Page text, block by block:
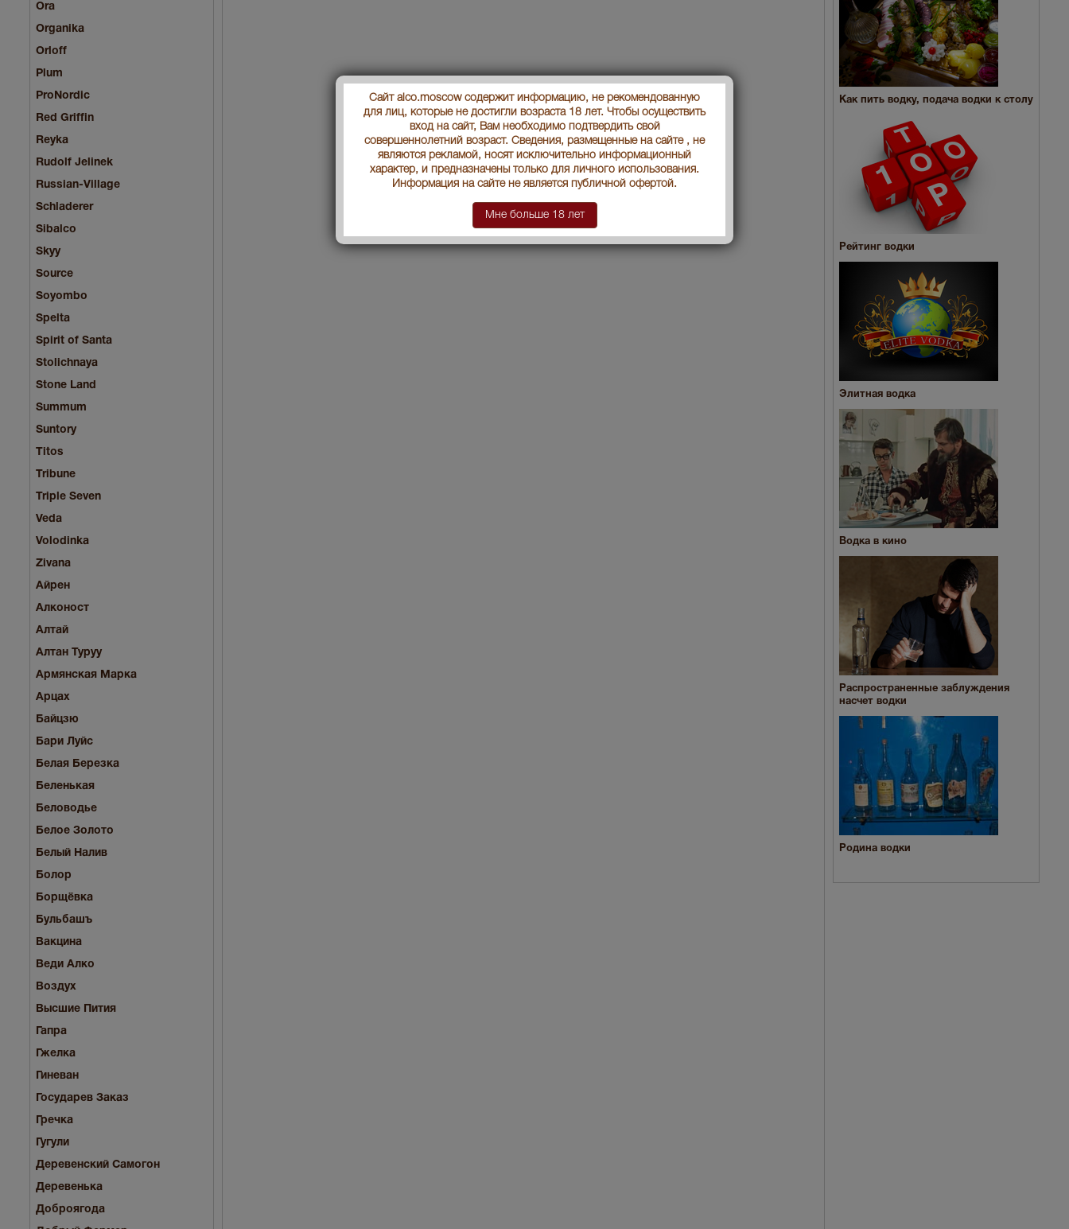
Ora
Organika
Orloff
Plum
ProNordic
Red Griffin
Reyka
Rudolf Jelinek
Russian-Village
Schladerer
Sibalco
Skyy
Source
Soyombo
Spelta
Spirit of Santa
Stolichnaya
Stone Land
Summum
Suntory
Titos
Tribune
Triple Seven
Veda
Volodinka
Zivana
Айрен
Алконост
Алтай
Алтан Туруу
Армянская Марка
Арцах
Байцзю
Бари Луйс
Белая Березка
Беленькая
Беловодье
Белое Золото
Белый Налив
Болор
Борщёвка
Бульбашъ
Вакцина
Веди Алко
Воздух
Высшие Пития
Гапра
Гжелка
Гиневан
Государев Заказ
Гречка
Гугули
Деревенский Самогон
Деревенька
Доброягода
Как пить водку, подача водки к столу
Рейтинг водки
Элитная водка
Водка в кино
Распространенные заблуждения
насчет водки
Родина водки
Сайт alco.moscow содержит информацию, не рекомендованную
для лиц, которые не достигли возраста 18 лет. Чтобы осуществить
вход на сайт, Вам необходимо подтвердить свой
совершеннолетний возраст. Сведения, размещенные на сайте , не
являются рекламой, носят исключительно информационный
характер, и предназначены только для личного использования.
Информация на сайте не является публичной офертой.
Мне больше 18 лет